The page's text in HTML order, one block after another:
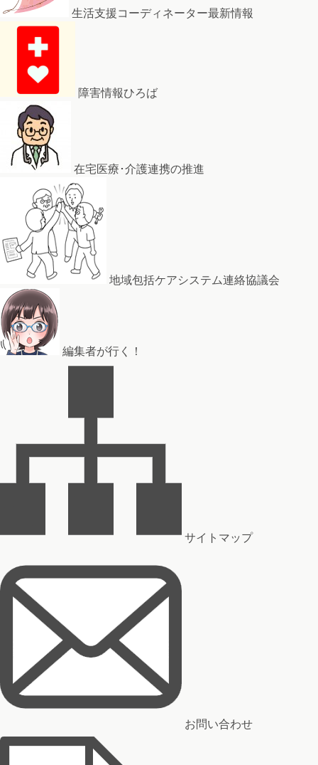
生活支援コーディネーター最新情報
障害情報ひろば
在宅医療･介護連携の推進
地域包括ケアシステム連絡協議会
編集者が行く！
サイトマップ
お問い合わせ